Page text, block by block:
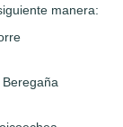
manera:
Latorre
Beregaña